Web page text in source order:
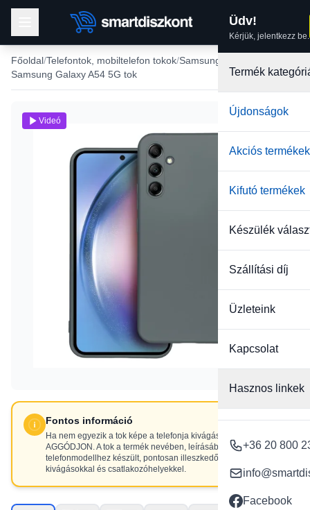
Üdv!
Kérjük, jelentkezz be.
Termék
Újdonságok
Akciós termékek
Kifutó termékek
Készülék
Szállítási díj
Üzleteink
Kapcsolat
Hasznos linkek
+36 20 800
Facebook
Főoldal Telefontok, mobiltelefon tokok Samsung tokok
Samsung Galaxy A54 5G tok
Fontos információ
Ha nem egyezik a tok képe a telefonja kivágásaival, NE
AGGÓDJON. A tok a termék nevében, leírásában szereplő
telefonmodellhez készült, pontosan illeszkedő
kivágásokkal és csatlakozóhelyekkel.
Videó